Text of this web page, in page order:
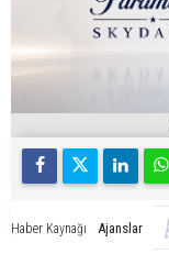
Haber Kaynağı Ajanslar